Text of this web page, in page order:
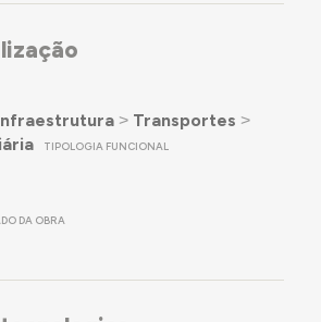
˃ Transportes ˃
TIPOLOGIA FUNCIONAL
DA OBRA